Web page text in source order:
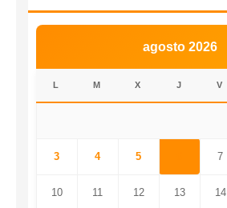
agosto 2026
L M X J V
3 4 5 7
10 11 12 13 14